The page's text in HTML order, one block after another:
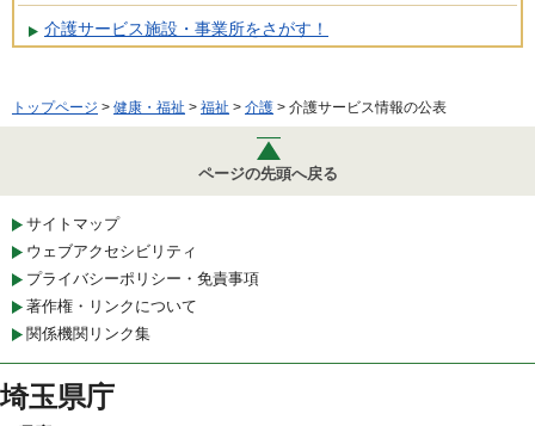
介護サービス施設・事業所をさがす！
トップページ > 健康・福祉 > 福祉 > 介護 > 介護サービス情報の公表
ページの先頭へ戻る
サイトマップ
ウェブアクセシビリティ
プライバシーポリシー・免責事項
著作権・リンクについて
関係機関リンク集
埼玉県庁